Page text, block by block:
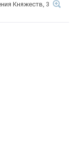
Княжеств, 3